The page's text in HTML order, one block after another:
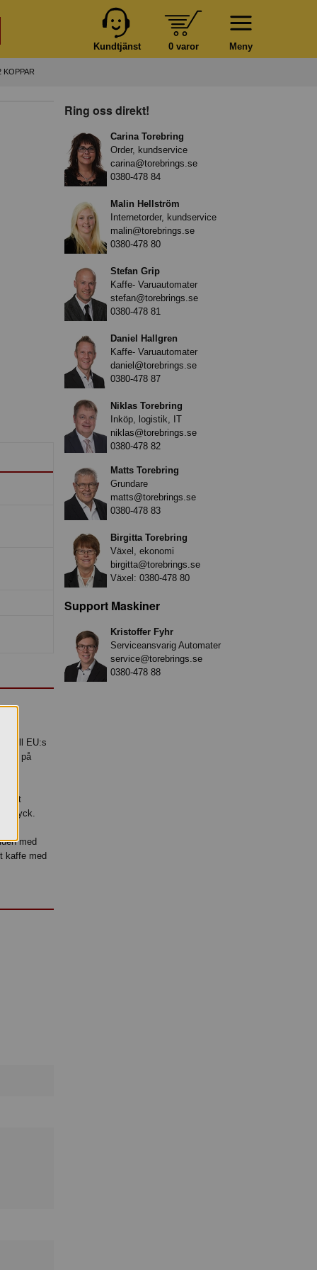
Meny
0 varor
Kundtjänst
KOPPAR
till EU:s
på
intryck.
med
kaffe med
Ring oss direkt!
Carina Torebring
Order, kundservice
carina@torebrings.se
0380-478 84
Malin Hellström
Internetorder, kundservice
malin@torebrings.se
0380-478 80
Stefan Grip
Kaffe- Varuautomater
stefan@torebrings.se
0380-478 81
Daniel Hallgren
Kaffe- Varuautomater
daniel@torebrings.se
0380-478 87
Niklas Torebring
Inköp, logistik, IT
niklas@torebrings.se
0380-478 82
Matts Torebring
Grundare
matts@torebrings.se
0380-478 83
Birgitta Torebring
Växel, ekonomi
birgitta@torebrings.se
Växel: 0380-478 80
Support Maskiner
Kristoffer Fyhr
Serviceansvarig Automater
service@torebrings.se
0380-478 88